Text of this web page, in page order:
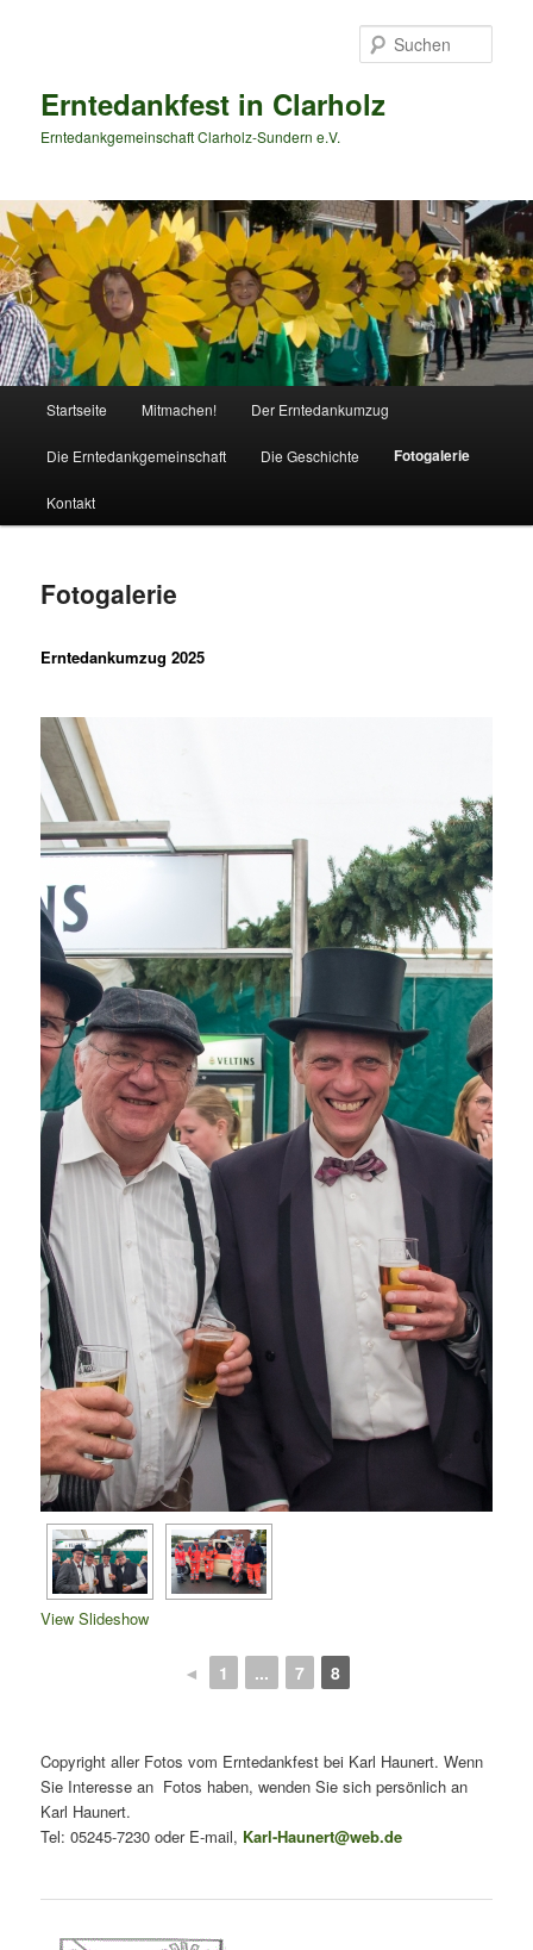
Erntedankfest in Clarholz
Erntedankgemeinschaft Clarholz-Sundern e.V.
Startseite Mitmachen! Der Erntedankumzug
Die Erntedankgemeinschaft Die Geschichte Fotogalerie
Kontakt
Fotogalerie
Erntedankumzug 2025
View Slideshow
◄ 1 ... 7 8
Copyright aller Fotos vom Erntedankfest bei Karl Haunert. Wenn
Sie Interesse an Fotos haben, wenden Sie sich persönlich an
Karl Haunert.
Tel: 05245-7230 oder E-mail, Karl-Haunert@web.de